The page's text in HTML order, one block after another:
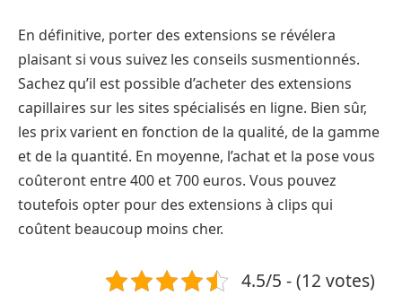
En définitive, porter des extensions se révélera
plaisant si vous suivez les conseils susmentionnés.
Sachez qu’il est possible d’acheter des extensions
capillaires sur les sites spécialisés en ligne. Bien sûr,
les prix varient en fonction de la qualité, de la gamme
et de la quantité. En moyenne, l’achat et la pose vous
coûteront entre 400 et 700 euros. Vous pouvez
toutefois opter pour des extensions à clips qui
coûtent beaucoup moins cher.
4.5/5 - (12 votes)